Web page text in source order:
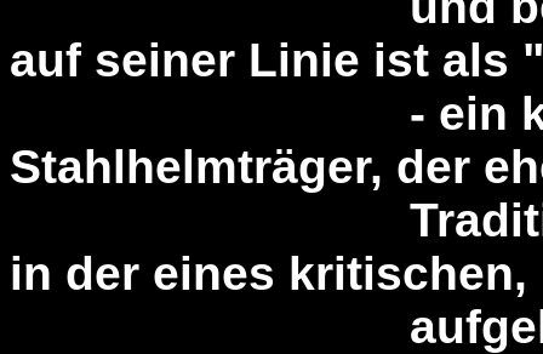
auf seiner Linie ist als
- ein
Stahlhelmträger, der
Tradition ein
in der eines kritischen,
aufgeklärten